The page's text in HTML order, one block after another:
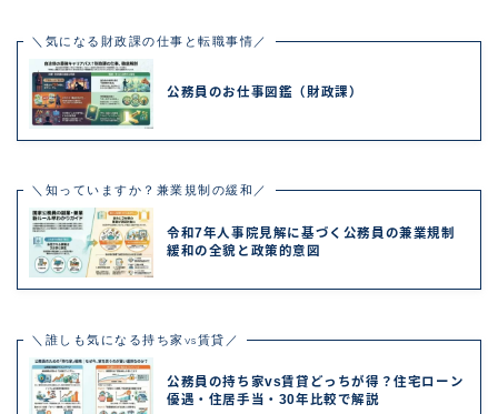
＼気になる財政課の仕事と転職事情／
公務員のお仕事図鑑（財政課）
＼知っていますか？兼業規制の緩和／
令和7年人事院見解に基づく公務員の兼業規制
緩和の全貌と政策的意図
＼誰しも気になる持ち家vs賃貸／
公務員の持ち家vs賃貸どっちが得？住宅ローン
優遇・住居手当・30年比較で解説